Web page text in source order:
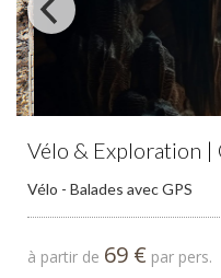
Vélo & Exploration
Vélo - Balades avec GPS
à partir de 69 € par pers.